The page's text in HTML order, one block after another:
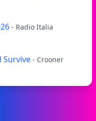
- Radio Italia
Survive - Crooner